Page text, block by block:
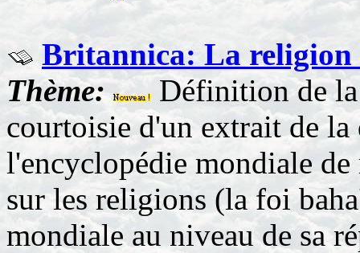
Britannica: La religion
Thème:
Définition de
courtoisie d'un extrait de
l'encyclopédie mondiale
sur les religions (la foi
mondiale au niveau de sa